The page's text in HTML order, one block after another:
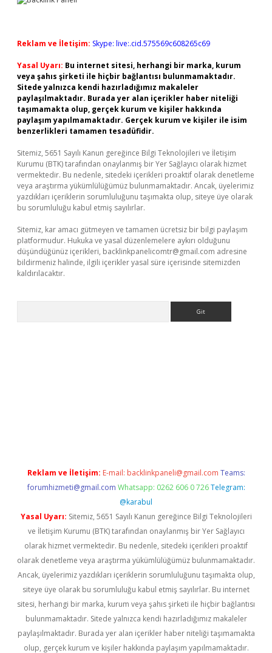
Reklam ve İletişim: Skype: live:.cid.575569c608265c69
Yasal Uyarı: Bu internet sitesi, herhangi bir marka, kurum
veya şahıs şirketi ile hiçbir bağlantısı bulunmamaktadır.
Sitede yalnızca kendi hazırladığımız makaleler
paylaşılmaktadır. Burada yer alan içerikler haber niteliği
taşımamakta olup, gerçek kurum ve kişiler hakkında
paylaşım yapılmamaktadır. Gerçek kurum ve kişiler ile isim
benzerlikleri tamamen tesadüfidir.
Sitemiz, 5651 Sayılı Kanun gereğince Bilgi Teknolojileri ve İletişim
Kurumu (BTK) tarafından onaylanmış bir Yer Sağlayıcı olarak hizmet
vermektedir. Bu nedenle, sitedeki içerikleri proaktif olarak denetleme
veya araştırma yükümlülüğümüz bulunmamaktadır. Ancak, üyelerimiz
yazdıkları içeriklerin sorumluluğunu taşımakta olup, siteye üye olarak
bu sorumluluğu kabul etmiş sayılırlar.
Sitemiz, kar amacı gütmeyen ve tamamen ücretsiz bir bilgi paylaşım
platformudur. Hukuka ve yasal düzenlemelere aykırı olduğunu
düşündüğünüz içerikleri, backlinkpanelicomtr@gmail.com adresine
bildirmeniz halinde, ilgili içerikler yasal süre içerisinde sitemizden
kaldırılacaktır.
Reklam ve İletişim: E-mail: backlinkpaneli@gmail.com Teams:
forumhizmeti@gmail.com Whatsapp: 0262 606 0 726 Telegram:
@karabul
Yasal Uyarı: Sitemiz, 5651 Sayılı Kanun gereğince Bilgi Teknolojileri
ve İletişim Kurumu (BTK) tarafından onaylanmış bir Yer Sağlayıcı
olarak hizmet vermektedir. Bu nedenle, sitedeki içerikleri proaktif
olarak denetleme veya araştırma yükümlülüğümüz bulunmamaktadır.
Ancak, üyelerimiz yazdıkları içeriklerin sorumluluğunu taşımakta olup,
siteye üye olarak bu sorumluluğu kabul etmiş sayılırlar. Bu internet
sitesi, herhangi bir marka, kurum veya şahıs şirketi ile hiçbir bağlantısı
bulunmamaktadır. Sitede yalnızca kendi hazırladığımız makaleler
paylaşılmaktadır. Burada yer alan içerikler haber niteliği taşımamakta
olup, gerçek kurum ve kişiler hakkında paylaşım yapılmamaktadır.